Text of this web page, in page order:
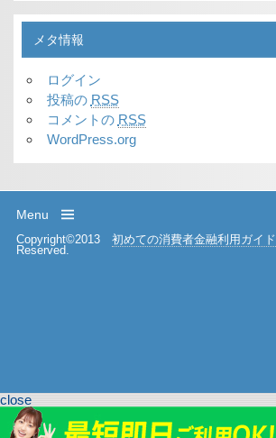
メタ情報
ログイン
投稿の RSS
コメントの RSS
WordPress.org
Menu
Copyright©2013初めての消費者金融利用ガイド
Reserved.
close